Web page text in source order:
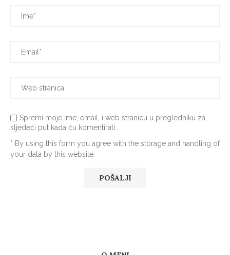
Spremi moje ime, email, i web stranicu u pregledniku za
sljedeći put kada ću komentirati.
* By using this form you agree with the storage and handling of
your data by this website.